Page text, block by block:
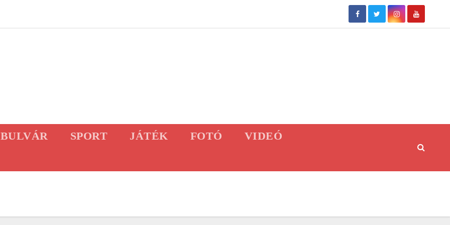
BULVÁR SPORT JÁTÉK FOTÓ VIDEÓ